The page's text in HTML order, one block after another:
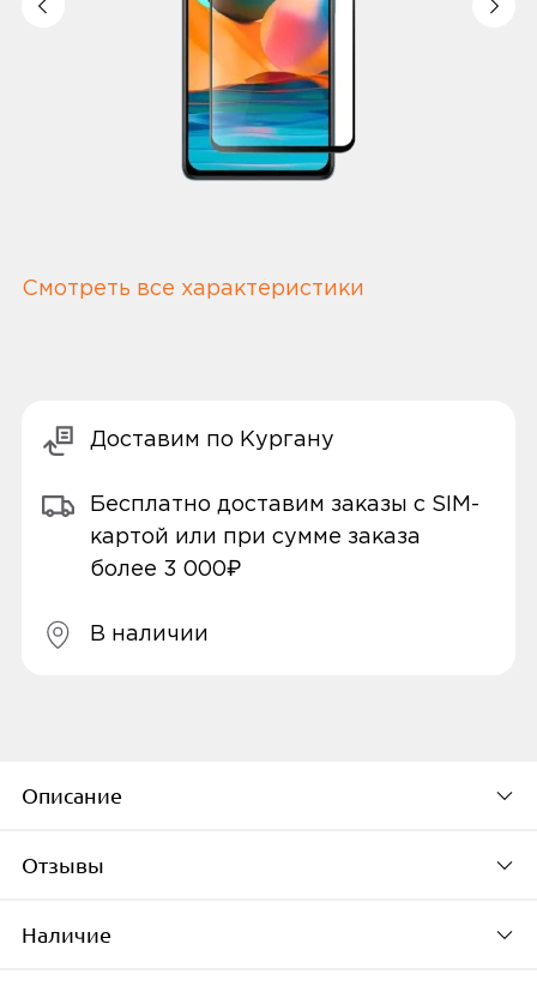
Смотреть все характеристики
Доставим по Кургану
Бесплатно доставим заказы с SIM-
картой или при сумме заказа
более 3 000₽
В наличии
Описание
Закалённое стекло Borasco для Xiaomi
защиты экрана при падении, от царапин и
Отзывы
Будьте первым, кто
Наличие